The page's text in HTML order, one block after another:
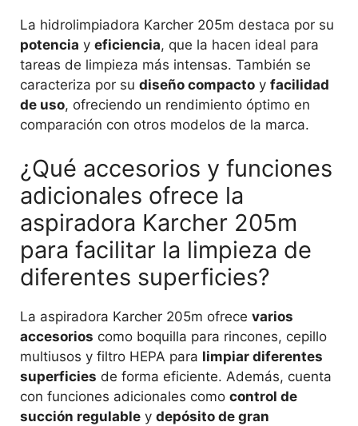
La hidrolimpiadora Karcher 205m destaca por su
potencia y eficiencia, que la hacen ideal para
tareas de limpieza más intensas. También se
caracteriza por su diseño compacto y facilidad
de uso, ofreciendo un rendimiento óptimo en
comparación con otros modelos de la marca.
¿Qué accesorios y funciones
adicionales ofrece la
aspiradora Karcher 205m
para facilitar la limpieza de
diferentes superficies?
La aspiradora Karcher 205m ofrece varios
accesorios como boquilla para rincones, cepillo
multiusos y filtro HEPA para limpiar diferentes
superficies de forma eficiente. Además, cuenta
con funciones adicionales como control de
succión regulable y depósito de gran